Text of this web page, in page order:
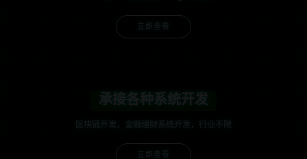
立即查看
承接各种系统开发
区块链开发，金融理财系统开发，行业不限
立即查看